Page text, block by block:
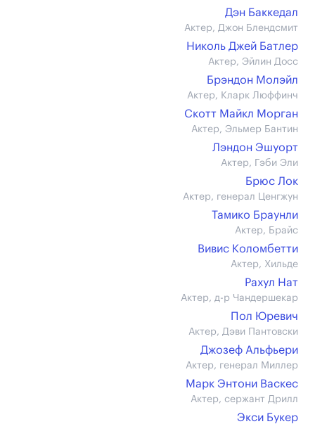
Дэн Баккедал
Актер, Джон Блендсмит
Николь Джей Батлер
Актер, Эйлин Досс
Брэндон Молэйл
Актер, Кларк Люффинч
Скотт Майкл Морган
Актер, Эльмер Бантин
Лэндон Эшуорт
Актер, Гэби Эли
Брюс Лок
Актер, генерал Ценгжун
Тамико Браунли
Актер, Брайс
Вивис Коломбетти
Актер, Хильде
Рахул Нат
Актер, д-р Чандершекар
Пол Юревич
Актер, Дэви Пантовски
Джозеф Альфьери
Актер, генерал Миллер
Марк Энтони Васкес
Актер, сержант Дрилл
Экси Букер